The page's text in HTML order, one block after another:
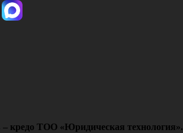
– кредо ТОО «Юридическая технология».